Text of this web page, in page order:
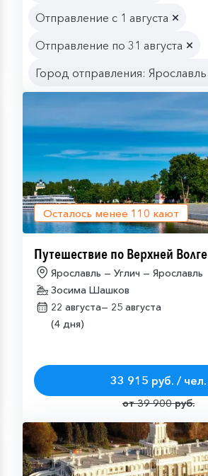
Отправление с 1 августа
Отправление по 31 августа
Город отправления: Ярославль
Осталось менее 110 кают
Путешествие по Верхней Волге
Ярославль — Углич — Ярославль
Зосима Шашков
22 августа— 25 августа
(4 дня)
33 915 руб. / чел.
от 39 900 руб.